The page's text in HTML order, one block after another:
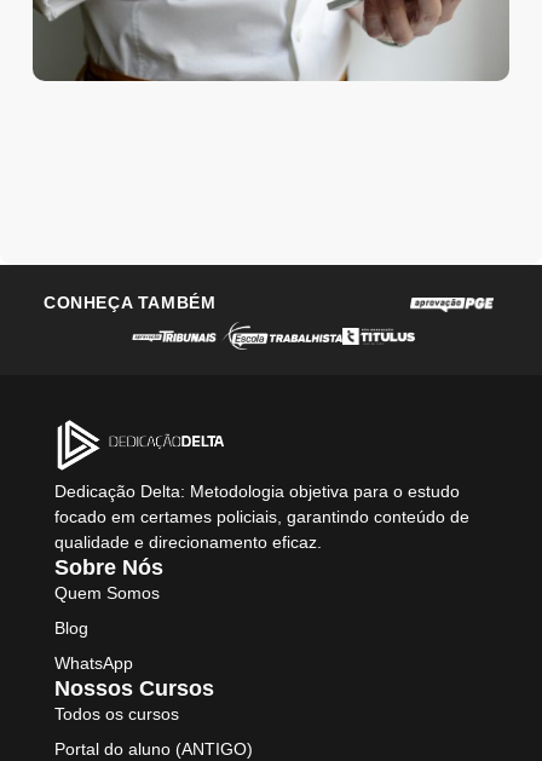
CONHEÇA TAMBÉM
Dedicação Delta: Metodologia objetiva para o estudo
focado em certames policiais, garantindo conteúdo de
qualidade e direcionamento eficaz.
Sobre Nós
Quem Somos
Blog
WhatsApp
Nossos Cursos
Todos os cursos
Portal do aluno (ANTIGO)